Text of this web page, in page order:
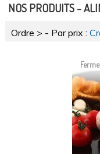
NOS PRODUITS -
Ordre > - Par prix :